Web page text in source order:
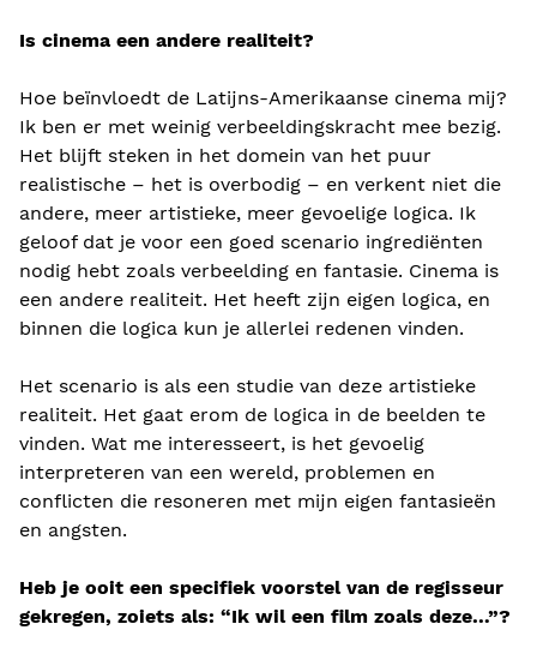
Is cinema een andere realiteit?
Hoe beïnvloedt de Latijns-Amerikaanse cinema mij?
Ik ben er met weinig verbeeldingskracht mee bezig.
Het blijft steken in het domein van het puur
realistische – het is overbodig – en verkent niet die
andere, meer artistieke, meer gevoelige logica. Ik
geloof dat je voor een goed scenario ingrediënten
nodig hebt zoals verbeelding en fantasie. Cinema is
een andere realiteit. Het heeft zijn eigen logica, en
binnen die logica kun je allerlei redenen vinden.
Het scenario is als een studie van deze artistieke
realiteit. Het gaat erom de logica in de beelden te
vinden. Wat me interesseert, is het gevoelig
interpreteren van een wereld, problemen en
conflicten die resoneren met mijn eigen fantasieën
en angsten.
Heb je ooit een specifiek voorstel van de regisseur
gekregen, zoiets als: “Ik wil een film zoals deze…”?